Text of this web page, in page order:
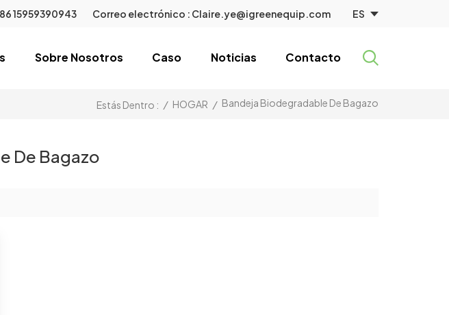
15959390943 Correo electrónico : Claire.ye@igreenequip.com ES
Sobre Nosotros Caso Noticias Contacto
Estás Dentro : / HOGAR / Bandeja Biodegradable De Bagazo
De Bagazo